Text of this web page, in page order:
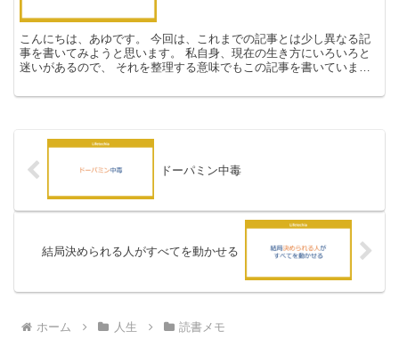
こんにちは、あゆです。 今回は、これまでの記事とは少し異なる記
事を書いてみようと思います。 私自身、現在の生き方にいろいろと
迷いがあるので、 それを整理する意味でもこの記事を書いていま
ドーパミン中毒
結局決められる人がすべてを動かせる
ホーム 人生 読書メモ